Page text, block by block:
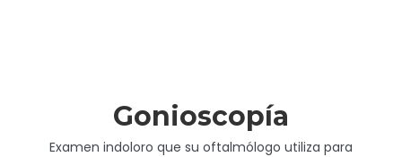
Gonioscopía
Examen indoloro que su oftalmólogo utiliza para